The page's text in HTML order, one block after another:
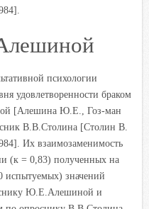
психологии
удовлетворенности браком
[Алешина Ю.Е., Гоз-ман
В.В.Столина [Столин В.
Их взаимозаменимость
(к = 0,83) полученных на
испытуемых) значений
Ю.Е.Алешиной и